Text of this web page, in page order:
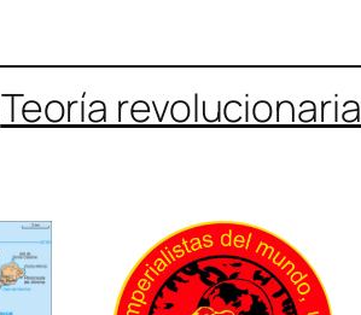
Teoría revolucionaria